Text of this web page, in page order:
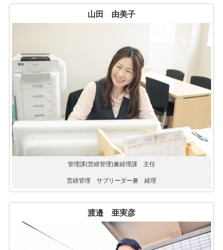
山田 由美子
管理課(営繕管理)兼経理課 主任
営繕管理 サブリーダー兼 経理
渡邉 亜実彦